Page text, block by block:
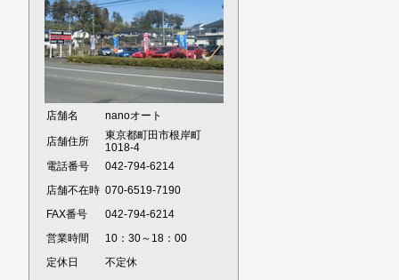
店舗名 nanoオート
店舗住所
東京都町田市根岸町
1018-4
電話番号
042-794-6214
店舗不在時 070-6519-7190
FAX番号
042-794-6214
営業時間
10：30～18：00
定休日
不定休